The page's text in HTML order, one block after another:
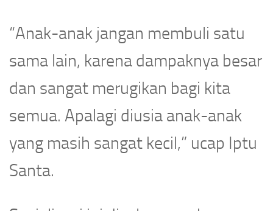
“Anak-anak jangan membuli satu
sama lain, karena dampaknya besar
dan sangat merugikan bagi kita
semua. Apalagi diusia anak-anak
yang masih sangat kecil,” ucap Iptu
Santa.